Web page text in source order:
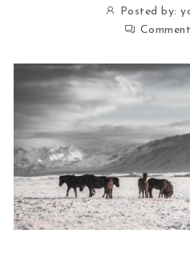
Posted by: